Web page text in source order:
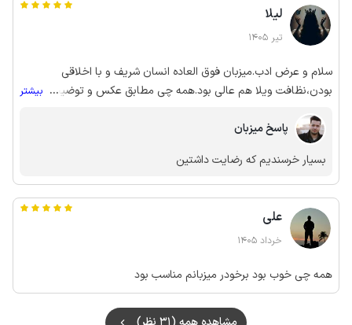
لیلا
تیر 1405
سلام و عرض ادب.میزبان فوق العاده انسان شریف و با اخلاقی
بودن،نظافت ویلا هم عالی بود.همه چی مطابق عکس و توضیحات
... بیشتر
پاسخ میزبان
بسیار خرسندیم که رضایت داشتین
علی
خرداد 1405
همه چی خوب بود برخودر میزبانم مناسب بود